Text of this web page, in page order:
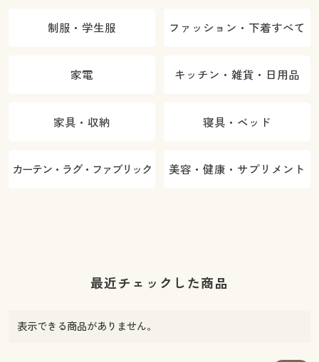
制服・学生服 ファッション・下着すべて
家電 キッチン・雑貨・日用品
家具・収納 寝具・ベッド
カーテン・ラグ・ファブリック 美容・健康・サプリメント
最近チェックした商品
表示できる商品がありません。